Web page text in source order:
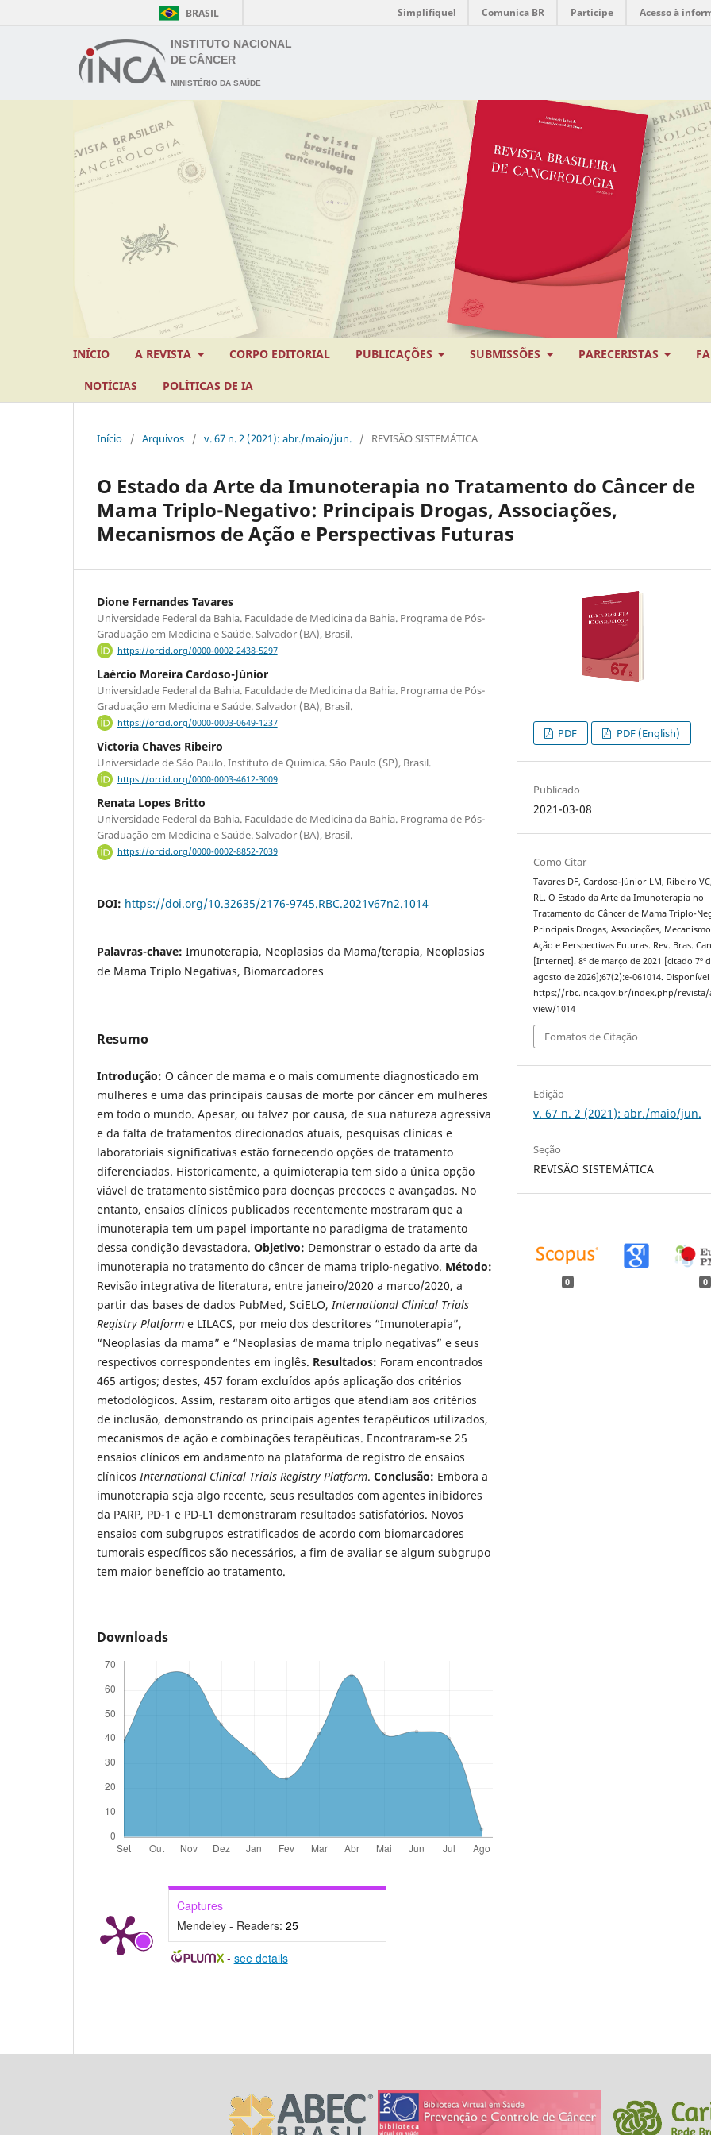
BRASIL Simplifique! Comunica BR Participe Acesso à
INSTITUTO NACIONAL
DE CÂNCER
MINISTÉRIO DA SAÚDE
INÍCIO A REVISTA CORPO EDITORIAL PUBLICAÇÕES SUBMISSÕES PARECERISTAS
NOTÍCIAS POLÍTICAS DE IA
Início / Arquivos / v. 67 n. 2 (2021): abr./maio/jun. / REVISÃO SISTEMÁTICA
O Estado da Arte da Imunoterapia no Tratamento do Câncer de
Mama Triplo-Negativo: Principais Drogas, Associações,
Mecanismos de Ação e Perspectivas Futuras
Dione Fernandes Tavares
Universidade Federal da Bahia. Faculdade de Medicina da Bahia. Programa de Pós-
Graduação em Medicina e Saúde. Salvador (BA), Brasil.
https://orcid.org/0000-0002-2438-5297
Laércio Moreira Cardoso-Júnior
Universidade Federal da Bahia. Faculdade de Medicina da Bahia. Programa de Pós-
Graduação em Medicina e Saúde. Salvador (BA), Brasil.
https://orcid.org/0000-0003-0649-1237
Victoria Chaves Ribeiro
Universidade de São Paulo. Instituto de Química. São Paulo (SP), Brasil.
https://orcid.org/0000-0003-4612-3009
Renata Lopes Britto
Universidade Federal da Bahia. Faculdade de Medicina da Bahia. Programa de Pós-
Graduação em Medicina e Saúde. Salvador (BA), Brasil.
https://orcid.org/0000-0002-8852-7039
DOI: https://doi.org/10.32635/2176-9745.RBC.2021v67n2.1014
Palavras-chave: Imunoterapia, Neoplasias da Mama/terapia, Neoplasias
de Mama Triplo Negativas, Biomarcadores
Resumo
Introdução: O câncer de mama e o mais comumente diagnosticado em
mulheres e uma das principais causas de morte por câncer em mulheres
em todo o mundo. Apesar, ou talvez por causa, de sua natureza agressiva
e da falta de tratamentos direcionados atuais, pesquisas clínicas e
laboratoriais significativas estão fornecendo opções de tratamento
diferenciadas. Historicamente, a quimioterapia tem sido a única opção
viável de tratamento sistêmico para doenças precoces e avançadas. No
entanto, ensaios clínicos publicados recentemente mostraram que a
imunoterapia tem um papel importante no paradigma de tratamento
dessa condição devastadora. Objetivo: Demonstrar o estado da arte da
imunoterapia no tratamento do câncer de mama triplo-negativo. Método:
Revisão integrativa de literatura, entre janeiro/2020 a marco/2020, a
partir das bases de dados PubMed, SciELO, International Clinical Trials
Registry Platform e LILACS, por meio dos descritores “Imunoterapia”,
“Neoplasias da mama” e “Neoplasias de mama triplo negativas” e seus
respectivos correspondentes em inglês. Resultados: Foram encontrados
465 artigos; destes, 457 foram excluídos após aplicação dos critérios
metodológicos. Assim, restaram oito artigos que atendiam aos critérios
de inclusão, demonstrando os principais agentes terapêuticos utilizados,
mecanismos de ação e combinações terapêuticas. Encontraram-se 25
ensaios clínicos em andamento na plataforma de registro de ensaios
clínicos International Clinical Trials Registry Platform. Conclusão: Embora a
imunoterapia seja algo recente, seus resultados com agentes inibidores
da PARP, PD-1 e PD-L1 demonstraram resultados satisfatórios. Novos
ensaios com subgrupos estratificados de acordo com biomarcadores
tumorais específicos são necessários, a fim de avaliar se algum subgrupo
tem maior benefício ao tratamento.
Downloads
Captures
Mendeley - Readers: 25
- see details
PDF PDF (English)
Publicado
2021-03-08
Como Citar
Tavares DF, Cardoso-Júnior LM, Ribeiro
RL. O Estado da Arte da Imunoterapia no
Tratamento do Câncer de Mama Triplo-
Principais Drogas, Associações,
Ação e Perspectivas Futuras. Rev. Bras.
[Internet]. 8º de março de 2021 [citado 7º
agosto de 2026];67(2):e-061014.
https://rbc.inca.gov.br/index.php/
view/1014
Fomatos de Citação
Edição
v. 67 n. 2 (2021): abr./maio/jun.
Seção
REVISÃO SISTEMÁTICA
0 0